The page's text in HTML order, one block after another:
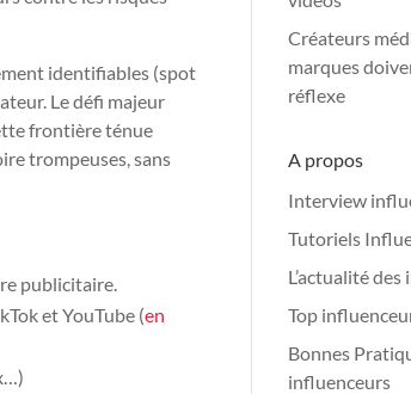
identifiables (spot
Le défi majeur
frontière ténue
trompeuses, sans
publicitaire.
et YouTube (en
Créateurs
marques
réflexe
A propos
Interview
Tutoriels
L’actualité
Top
Bonnes
influenceurs